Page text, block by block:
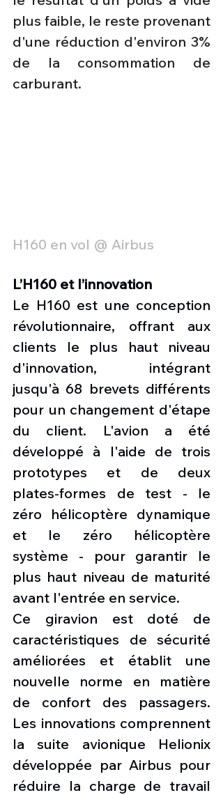
plus faible, le reste provenant
d'une réduction d'environ 3%
de la consommation de
carburant.
H160 en vol @ Airbus
L’H160 et l’innovation
Le H160 est une conception
révolutionnaire, offrant aux
clients le plus haut niveau
d'innovation, intégrant
jusqu'à 68 brevets différents
pour un changement d'étape
du client. L'avion a été
développé à l'aide de trois
prototypes et de deux
plates-formes de test - le
zéro hélicoptère dynamique
et le zéro hélicoptère
système - pour garantir le
plus haut niveau de maturité
avant l'entrée en service.
Ce giravion est doté de
caractéristiques de sécurité
améliorées et établit une
nouvelle norme en matière
de confort des passagers.
Les innovations comprennent
la suite avionique Helionix
développée par Airbus pour
réduire la charge de travail